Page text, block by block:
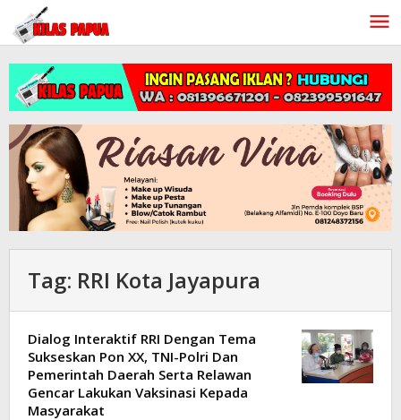
Lewati
konten
Tag: RRI Kota Jayapura
Dialog Interaktif RRI Dengan Tema
Sukseskan Pon XX, TNI-Polri Dan
Pemerintah Daerah Serta Relawan
Gencar Lakukan Vaksinasi Kepada
Masyarakat